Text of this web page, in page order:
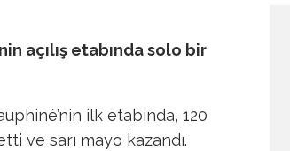
açılış etabında solo bir
ilk etabında, 120
ve sarı mayo kazandı.